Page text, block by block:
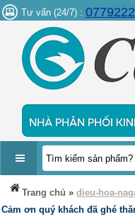
Tư vấn (24/7) :
DANH
MỤC
SẢN
Trang chủ » dieu-hoa-
Cảm ơn quý khách đã ghé